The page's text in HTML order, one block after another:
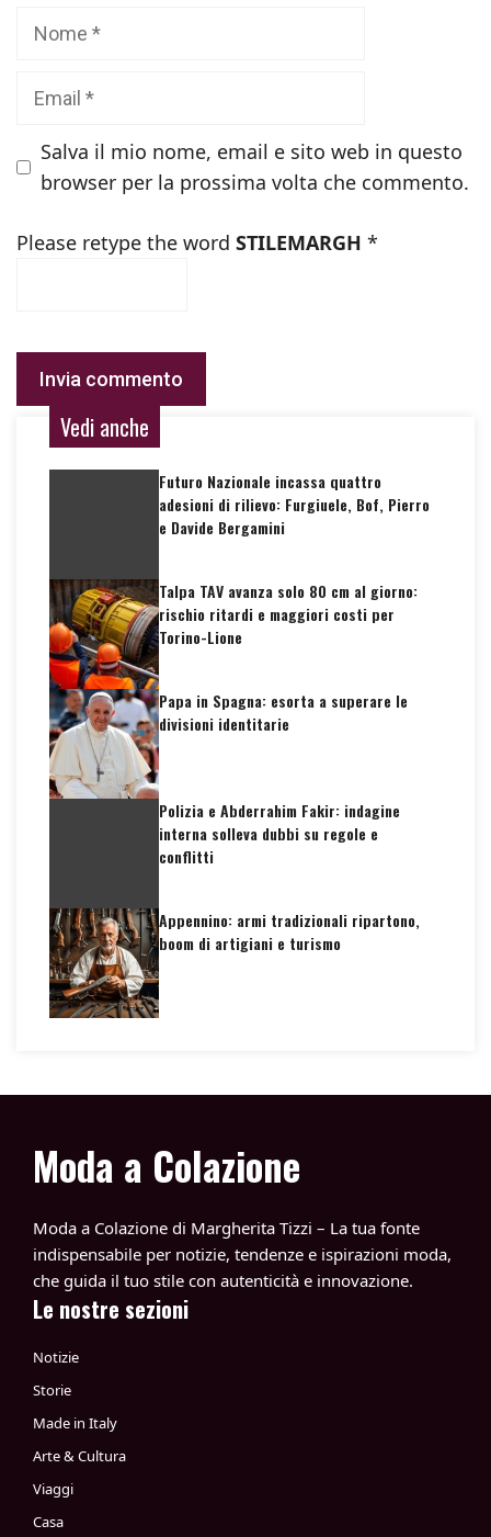
Salva il mio nome, email e sito web in questo
browser per la prossima volta che commento.
Please retype the word STILEMARGH *
Vedi anche
Futuro Nazionale incassa quattro
adesioni di rilievo: Furgiuele, Bof, Pierro
e Davide Bergamini
Talpa TAV avanza solo 80 cm al giorno:
rischio ritardi e maggiori costi per
Torino-Lione
Papa in Spagna: esorta a superare le
divisioni identitarie
Polizia e Abderrahim Fakir: indagine
interna solleva dubbi su regole e
conflitti
Appennino: armi tradizionali ripartono,
boom di artigiani e turismo
Moda a Colazione
Moda a Colazione di Margherita Tizzi – La tua fonte
indispensabile per notizie, tendenze e ispirazioni moda,
che guida il tuo stile con autenticità e innovazione.
Le nostre sezioni
Notizie
Storie
Made in Italy
Arte & Cultura
Viaggi
Casa